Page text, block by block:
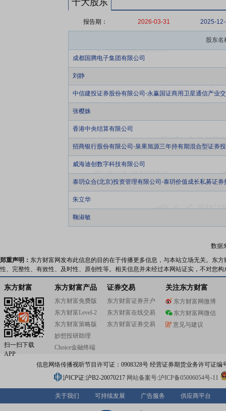
十大股东
报告期： 2026-03-31 2025-
股东名
成都国腾电子集团有限公司
刘静
中信建投证券股份有限公司-永赢国证商用卫星通信产业
张樱姝
香港中央结算有限公司
招商银行股份有限公司-泉果旭源三年持有期混合型证券
威海迪创数字科技有限公司
泰玥众合(北京)投资管理有限公司-泰玥价值成长私募证券
朱立华
鞠淑敏
数据
郑重声明： 东方财富网发布此信息的目的在于传播更多信息，与本站立场无关。东
性、完整性、有效性、及时性、原创性等。相关信息并未经过本网站证实，不对您
东方财富
扫一扫下载
APP
东方财富产品
东方财富免费版
东方财富Level-2
东方财富策略版
妙想投研助理
Choice金融终端
证券交易
东方财富证券开户
东方财富在线交易
东方财富证券交易
关注东方财富
东方财富网微博
东方财富网微信
意见与建议
信息网络传播视听节目许可证：0908328号 经营证券期货业务许可证编
沪ICP证:沪B2-20070217 网站备案号:沪ICP备05006054号-11
关于我们 可持续发展 广告服务 供应商平台